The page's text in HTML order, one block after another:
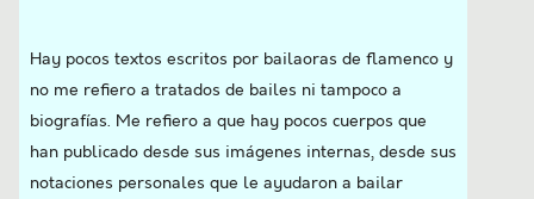
Hay pocos textos escritos por bailaoras de flamenco y
no me refiero a tratados de bailes ni tampoco a
biografías. Me refiero a que hay pocos cuerpos que
han publicado desde sus imágenes internas, desde sus
notaciones personales que le ayudaron a bailar